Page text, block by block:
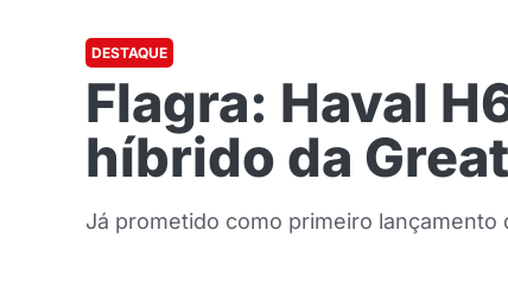
DESTAQUE
Flagra: Haval
híbrido da
Já prometido como primeiro lançamento